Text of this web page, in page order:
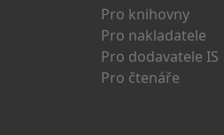
Pro knihovny
Pro nakladatele
Pro dodavatele IS
Pro čtenáře